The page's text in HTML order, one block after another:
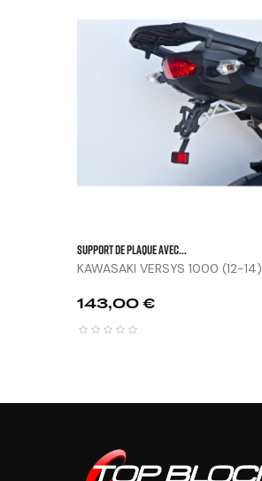
SUPPORT DE PLAQUE AVEC...
KAWASAKI VERSYS 1000 (12-14)
Prix
143,00 €